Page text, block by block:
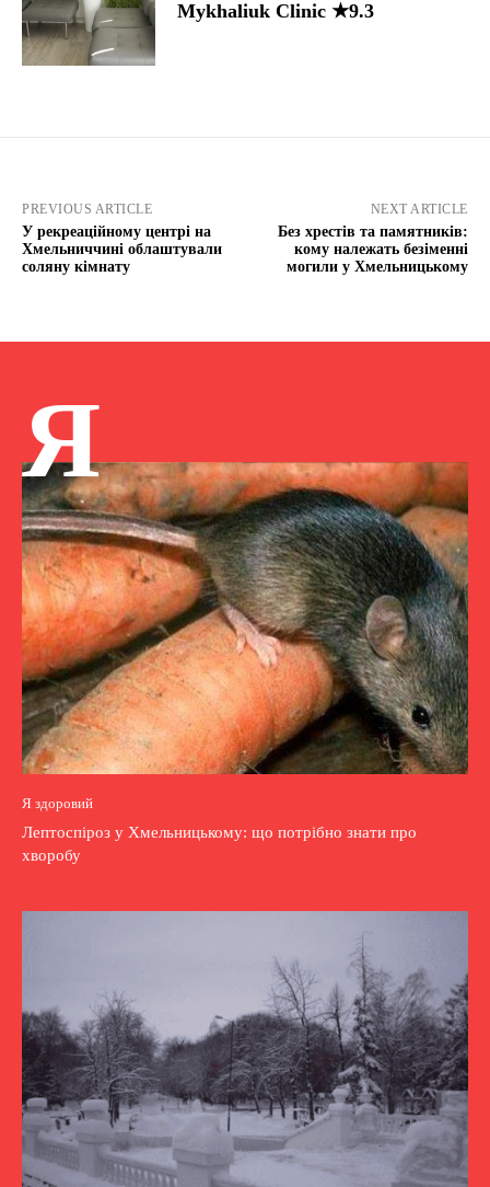
Mykhaliuk Clinic ★9.3
PREVIOUS ARTICLE
У рекреаційному центрі на
Хмельниччині облаштували
соляну кімнату
NEXT ARTICLE
Без хрестів та памятників:
кому належать безіменні
могили у Хмельницькому
Я
Я здоровий
Лептоспіроз у Хмельницькому: що потрібно знати про
хворобу